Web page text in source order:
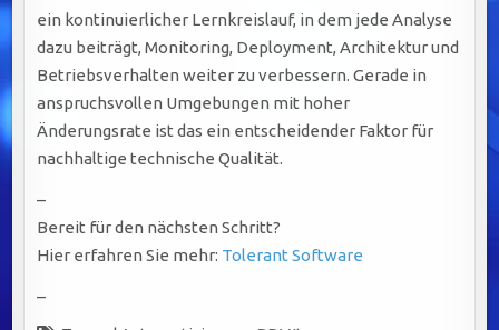
ein kontinuierlicher Lernkreislauf, in dem jede Analyse
dazu beiträgt, Monitoring, Deployment, Architektur und
Betriebsverhalten weiter zu verbessern. Gerade in
anspruchsvollen Umgebungen mit hoher
Änderungsrate ist das ein entscheidender Faktor für
nachhaltige technische Qualität.
–
Bereit für den nächsten Schritt?
Hier erfahren Sie mehr: Tolerant Software
–